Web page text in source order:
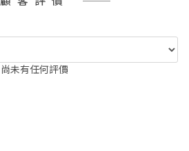
尚未有任何評價